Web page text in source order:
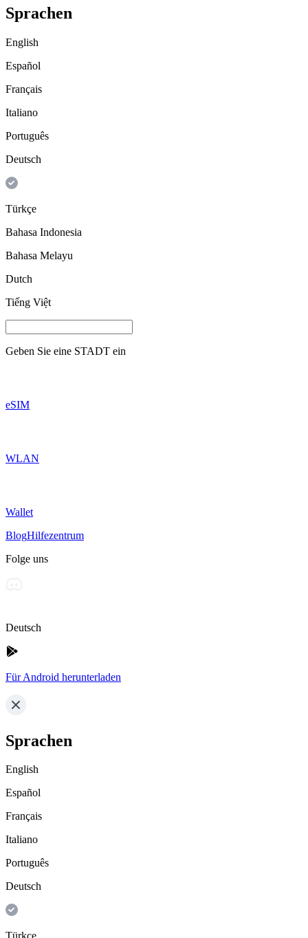
Sprachen
English
Español
Français
Italiano
Português
Deutsch
Türkçe
Bahasa Indonesia
Bahasa Melayu
Dutch
Tiếng Việt
Geben Sie eine STADT ein
eSIM
WLAN
Wallet
BlogHilfezentrum
Folge uns
Deutsch
Für Android herunterladen
Sprachen
English
Español
Français
Italiano
Português
Deutsch